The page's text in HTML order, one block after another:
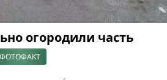
огородили часть
ФОТОФАКТ